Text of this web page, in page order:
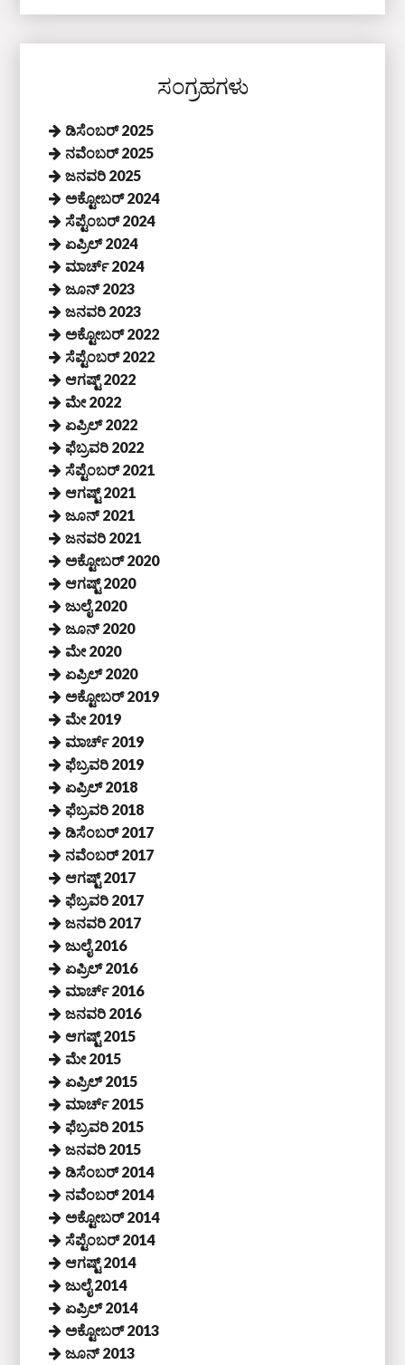
ಸಂಗ್ರಹಗಳು
ಡಿಸೆಂಬರ್ 2025
ನವೆಂಬರ್ 2025
ಜನವರಿ 2025
ಅಕ್ಟೋಬರ್ 2024
ಸೆಪ್ಟೆಂಬರ್ 2024
ಏಪ್ರಿಲ್ 2024
ಮಾರ್ಚ್ 2024
ಜೂನ್ 2023
ಜನವರಿ 2023
ಅಕ್ಟೋಬರ್ 2022
ಸೆಪ್ಟೆಂಬರ್ 2022
ಆಗಷ್ಟ್ 2022
ಮೇ 2022
ಏಪ್ರಿಲ್ 2022
ಫೆಬ್ರವರಿ 2022
ಸೆಪ್ಟೆಂಬರ್ 2021
ಆಗಷ್ಟ್ 2021
ಜೂನ್ 2021
ಜನವರಿ 2021
ಅಕ್ಟೋಬರ್ 2020
ಆಗಷ್ಟ್ 2020
ಜುಲೈ 2020
ಜೂನ್ 2020
ಮೇ 2020
ಏಪ್ರಿಲ್ 2020
ಅಕ್ಟೋಬರ್ 2019
ಮೇ 2019
ಮಾರ್ಚ್ 2019
ಫೆಬ್ರವರಿ 2019
ಏಪ್ರಿಲ್ 2018
ಫೆಬ್ರವರಿ 2018
ಡಿಸೆಂಬರ್ 2017
ನವೆಂಬರ್ 2017
ಆಗಷ್ಟ್ 2017
ಫೆಬ್ರವರಿ 2017
ಜನವರಿ 2017
ಜುಲೈ 2016
ಏಪ್ರಿಲ್ 2016
ಮಾರ್ಚ್ 2016
ಜನವರಿ 2016
ಆಗಷ್ಟ್ 2015
ಮೇ 2015
ಏಪ್ರಿಲ್ 2015
ಮಾರ್ಚ್ 2015
ಫೆಬ್ರವರಿ 2015
ಜನವರಿ 2015
ಡಿಸೆಂಬರ್ 2014
ನವೆಂಬರ್ 2014
ಅಕ್ಟೋಬರ್ 2014
ಸೆಪ್ಟೆಂಬರ್ 2014
ಆಗಷ್ಟ್ 2014
ಜುಲೈ 2014
ಏಪ್ರಿಲ್ 2014
ಅಕ್ಟೋಬರ್ 2013
ಜೂನ್ 2013